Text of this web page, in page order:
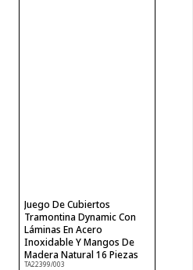
Juego De Cubiertos
Tramontina Dynamic Con
Láminas En Acero
Inoxidable Y Mangos De
Madera Natural 16 Piezas
TA22399/003